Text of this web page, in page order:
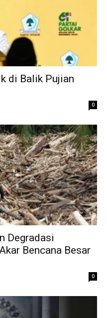
di Balik Pujian
0
Degradasi
Bencana Besar
0